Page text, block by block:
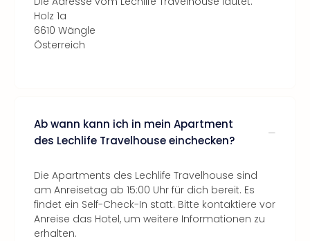
Holz 1a
6610 Wängle
Österreich
Ab wann kann ich in mein Apartment
des Lechlife Travelhouse einchecken?
Die Apartments des Lechlife Travelhouse sind
am Anreisetag ab 15:00 Uhr für dich bereit. Es
findet ein Self-Check-In statt. Bitte kontaktiere vor
Anreise das Hotel, um weitere Informationen zu
erhalten.